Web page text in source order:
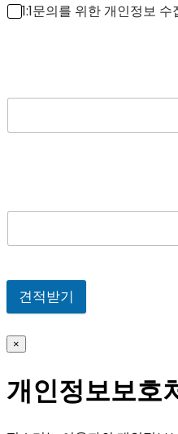
1:1문의를 위한 개인정보
견적받기
×
개인정보보호